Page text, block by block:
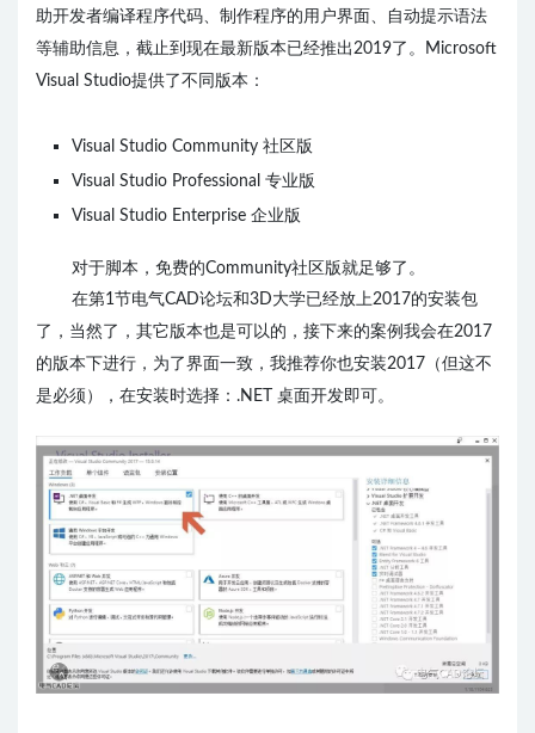
助开发者编译程序代码、制作程序的用户界面、自动提示语法
等辅助信息，截止到现在最新版本已经推出2019了。Microsoft
Visual Studio提供了不同版本：
Visual Studio Community 社区版
Visual Studio Professional 专业版
Visual Studio Enterprise 企业版
对于脚本，免费的Community社区版就足够了。
在第1节电气CAD论坛和3D大学已经放上2017的安装包
了，当然了，其它版本也是可以的，接下来的案例我会在2017
的版本下进行，为了界面一致，我推荐你也安装2017（但这不
是必须），在安装时选择：.NET 桌面开发即可。